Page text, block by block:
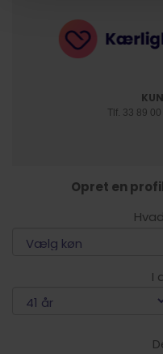
Tlf. 33 89
Opret en
I